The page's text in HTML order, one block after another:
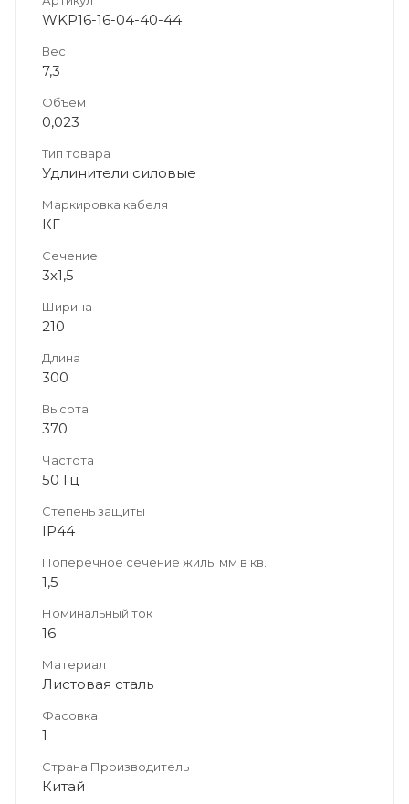
WKP16-16-04-40-44
Вес
7,3
Объем
0,023
Тип товара
Удлинители силовые
Маркировка кабеля
КГ
Сечение
3х1,5
Ширина
210
Длина
300
Высота
370
Частота
50 Гц
Степень защиты
IP44
Поперечное сечение жилы мм в кв.
1,5
Номинальный ток
16
Материал
Листовая сталь
Фасовка
1
Страна Производитель
Китай